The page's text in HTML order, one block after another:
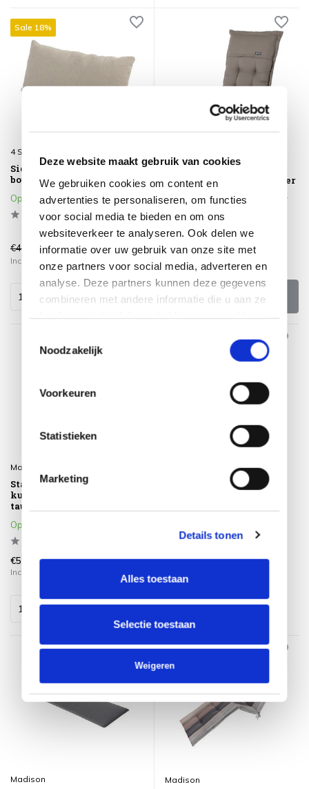
Deze website maakt gebruik van cookies
We gebruiken cookies om content en
advertenties te personaliseren, om functies
voor social media te bieden en om ons
websiteverkeer te analyseren. Ook delen we
informatie over uw gebruik van onze site met
onze partners voor social media, adverteren en
analyse. Deze partners kunnen deze gegevens
combineren met andere informatie die u aan ze
Noodzakelijk
Voorkeuren
Statistieken
Marketing
Details tonen
Alles toestaan
Selectie toestaan
Weigeren
Sale 18%
4 Seasons Outdoor
Sierkussen 30xH60 cm
boucle cream
Op voorraad
€49,00 €39,95
Incl. btw
Standenstoel hoge rug
kussen 123x50 cm Rib liver
Klik op het product voor meer
€44,99
Bekijken
Madison
Standenstoel hoge rug
kussen 120x50 cm Panama
taupe
Op voorraad
€51,99
Incl. btw
Ligbed kussen 190x60 cm
Op voorraad
€114,99
Madison Madison